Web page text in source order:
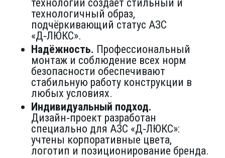
технологий создаёт стильный и
технологичный образ,
подчёркивающий статус АЗС
«Д‑ЛЮКС».
Надёжность. Профессиональный
монтаж и соблюдение всех норм
безопасности обеспечивают
стабильную работу конструкции в
любых условиях.
Индивидуальный подход.
Дизайн‑проект разработан
специально для АЗС «Д‑ЛЮКС»:
учтены корпоративные цвета,
логотип и позиционирование бренда.